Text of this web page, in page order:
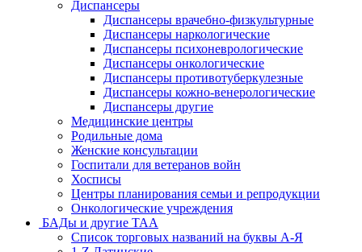
Диспансеры
Диспансеры врачебно-физкультурные
Диспансеры наркологические
Диспансеры психоневрологические
Диспансеры онкологические
Диспансеры противотуберкулезные
Диспансеры кожно-венерологические
Диспансеры другие
Медицинские центры
Родильные дома
Женские консультации
Госпитали для ветеранов войн
Хосписы
Центры планирования семьи и репродукции
Онкологические учреждения
БАДы и другие ТАА
Список торговых названий на буквы А-Я